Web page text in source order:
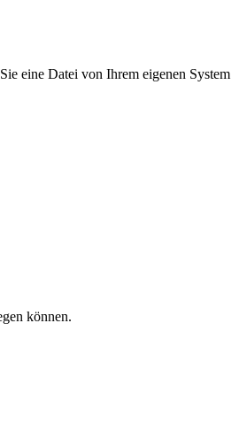
eine Datei von Ihrem eigenen System
können.